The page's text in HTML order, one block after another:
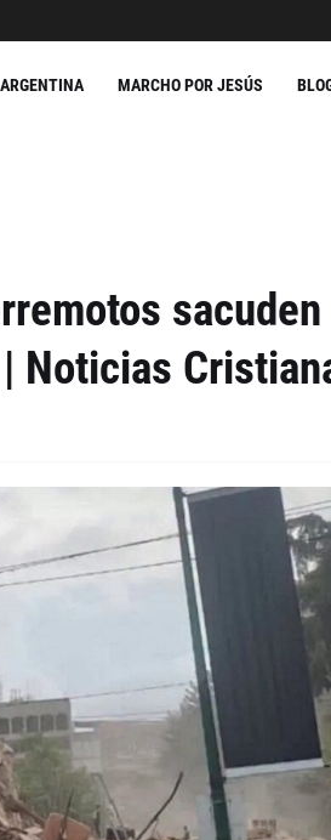
ARGENTINA MARCHO POR JESÚS
Noticias